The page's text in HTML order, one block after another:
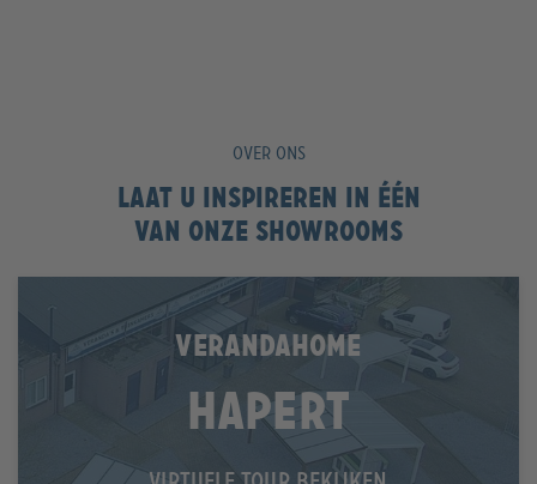
OVER ONS
Laat u inspireren in één
van onze showrooms
VERANDAHOME
Hapert